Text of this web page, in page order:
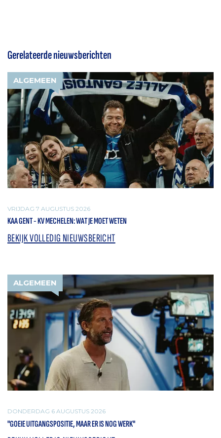
Gerelateerde nieuwsberichten
ALGEMEEN
VRIJDAG 7 AUGUSTUS 2026
KAA GENT - KV MECHELEN: WAT JE MOET WETEN
BEKIJK VOLLEDIG NIEUWSBERICHT
ALGEMEEN
DONDERDAG 6 AUGUSTUS 2026
"GOEIE UITGANGSPOSITIE, MAAR ER IS NOG WERK"